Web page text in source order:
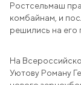
Land Development
Genetics
Education
238642, RF,
Ростсельмаш
комбайнам, и
решились на его
На
Уютову Роману